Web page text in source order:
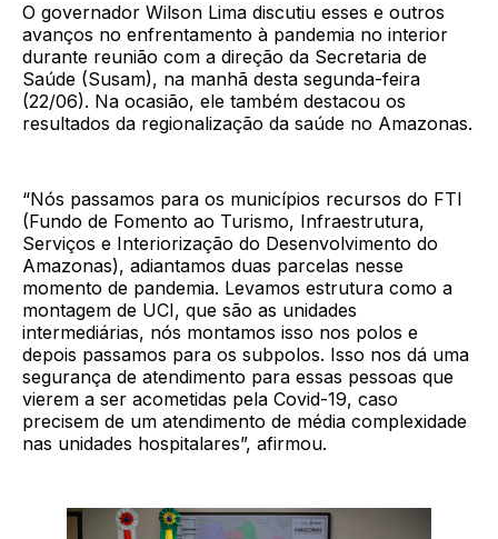
O governador Wilson Lima discutiu esses e outros
avanços no enfrentamento à pandemia no interior
durante reunião com a direção da Secretaria de
Saúde (Susam), na manhã desta segunda-feira
(22/06). Na ocasião, ele também destacou os
resultados da regionalização da saúde no Amazonas.
“Nós passamos para os municípios recursos do FTI
(Fundo de Fomento ao Turismo, Infraestrutura,
Serviços e Interiorização do Desenvolvimento do
Amazonas), adiantamos duas parcelas nesse
momento de pandemia. Levamos estrutura como a
montagem de UCI, que são as unidades
intermediárias, nós montamos isso nos polos e
depois passamos para os subpolos. Isso nos dá uma
segurança de atendimento para essas pessoas que
vierem a ser acometidas pela Covid-19, caso
precisem de um atendimento de média complexidade
nas unidades hospitalares”, afirmou.